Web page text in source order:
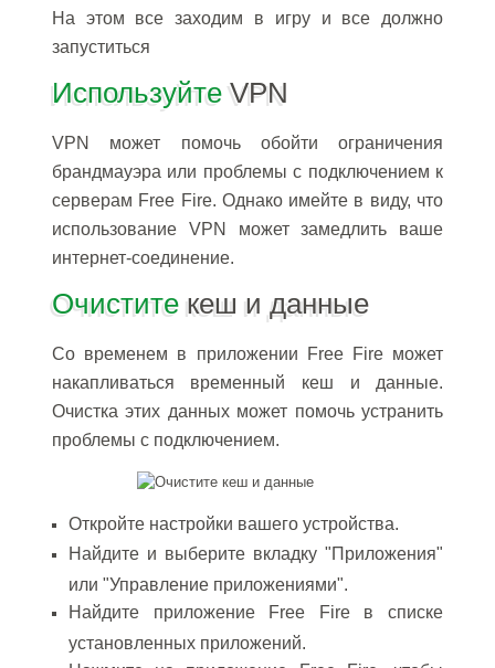
На этом все заходим в игру и все должно
запуститься
ИспользуйтеVPN
VPN может помочь обойти ограничения
брандмауэра или проблемы с подключением к
серверам Free Fire. Однако имейте в виду, что
использование VPN может замедлить ваше
интернет-соединение.
Очиститекеш и данные
Со временем в приложении Free Fire может
накапливаться временный кеш и данные.
Очистка этих данных может помочь устранить
проблемы с подключением.
Откройте настройки вашего устройства.
Найдите и выберите вкладку "Приложения"
или "Управление приложениями".
Найдите приложение Free Fire в списке
установленных приложений.